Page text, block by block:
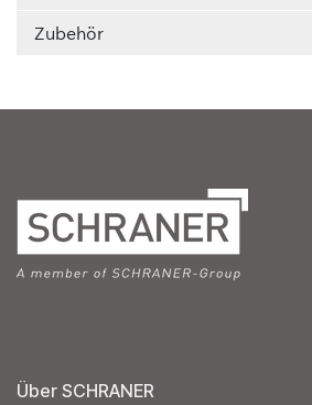
Zubehör
Über SCHRANER